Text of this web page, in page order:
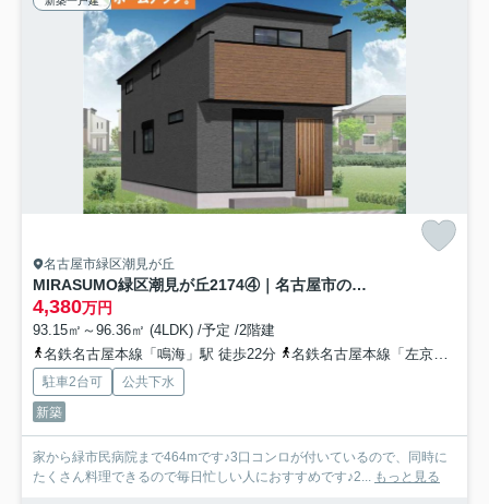
名古屋市緑区潮見が丘
MIRASUMO緑区潮見が丘2174④｜名古屋市の戸建ならホームアップ
4,380万円
93.15㎡～96.36㎡ (4LDK) /予定 /2階建
名鉄名古屋本線「鳴海」駅 徒歩22分
名鉄名古屋本線「左京山」駅 徒歩23分
駐車2台可
公共下水
新築
家から緑市民病院まで464mです♪3口コンロが付いているので、同時に
たくさん料理できるので毎日忙しい人におすすめです♪2... もっと見る